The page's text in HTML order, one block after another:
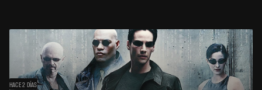
HACE 2 DÍAS